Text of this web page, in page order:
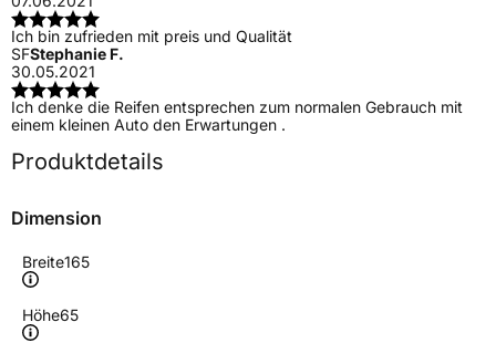
Ich bin zufrieden mit preis und Qualität
SFStephanie F.
30.05.2021
Ich denke die Reifen entsprechen zum normalen Gebrauch mit
einem kleinen Auto den Erwartungen .
Produktdetails
Dimension
Breite165
Höhe65